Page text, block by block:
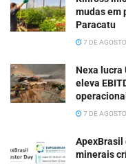
mudas em
Paracatu
7 DE
Nexa lucra
eleva
7 DE
ApexBrasil
minerais